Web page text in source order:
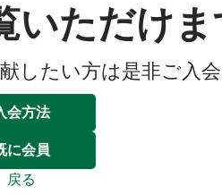
いただけ
したい方は是非ご入
会方法
に会員
戻る